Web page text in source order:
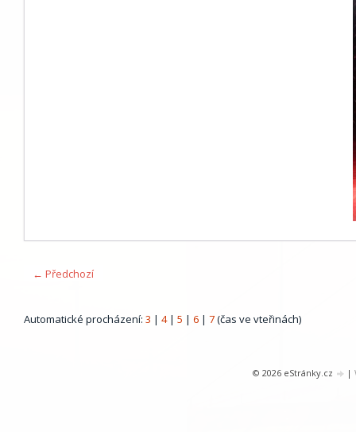
← Předchozí
Automatické procházení: 3 | 4| 5 | 6 | 7(čas ve vteřinách)
© 2026 eStránky.cz |